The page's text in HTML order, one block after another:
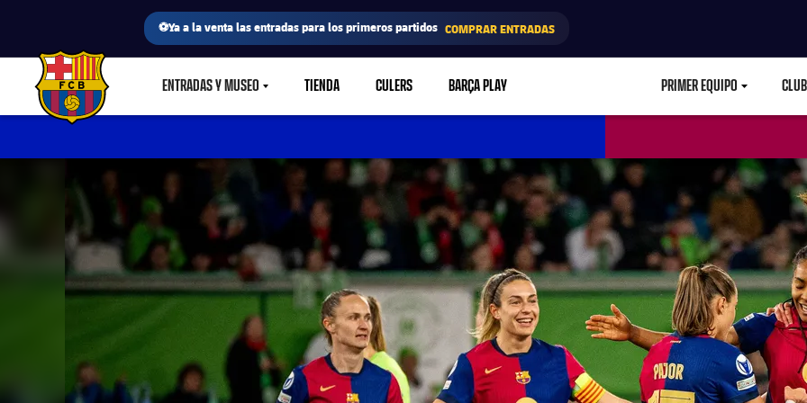
⚽Ya a la venta las entradas para los primeros partidos COMPRAR ENTRADAS
FC Barcelona club badge ENTRADAS Y MUSEOLABEL.SHARE.CARETDOWN
TIENDA CULERS BARÇA PLAY PRIMER EQUIPO CLUB